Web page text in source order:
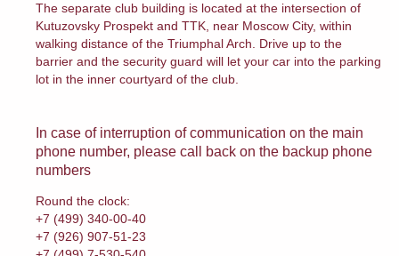
The separate club building is located at the intersection of
Kutuzovsky Prospekt and TTK, near Moscow City, within
walking distance of the Triumphal Arch. Drive up to the
barrier and the security guard will let your car into the parking
lot in the inner courtyard of the club.
In case of interruption of communication on the main
phone number, please call back on the backup phone
numbers
Round the clock:
+7 (499) 340-00-40
+7 (926) 907-51-23